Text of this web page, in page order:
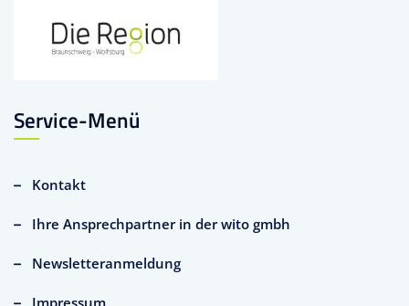
Service-Menü
Kontakt
Ihre Ansprechpartner in der wito gmbh
Newsletteranmeldung